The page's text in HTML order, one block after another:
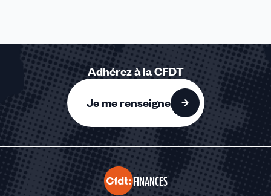
Adhérez à la CFDT
Je me renseigne
FINANCES